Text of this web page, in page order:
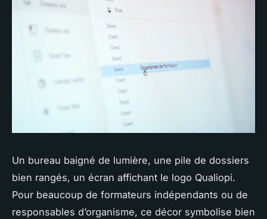
Un bureau baigné de lumière, une pile de dossiers
bien rangés, un écran affichant le logo Qualiopi.
Pour beaucoup de formateurs indépendants ou de
responsables d’organisme, ce décor symbolise bien